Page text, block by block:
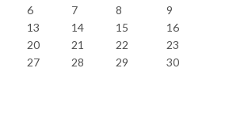
6 7 8
9
13 14 15
16
20 21 22
23
27 28 29
30